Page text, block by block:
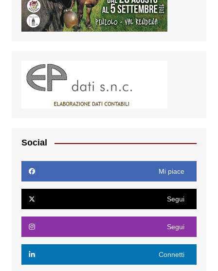
Social
Mi piace
Segui
Segui
Connetti